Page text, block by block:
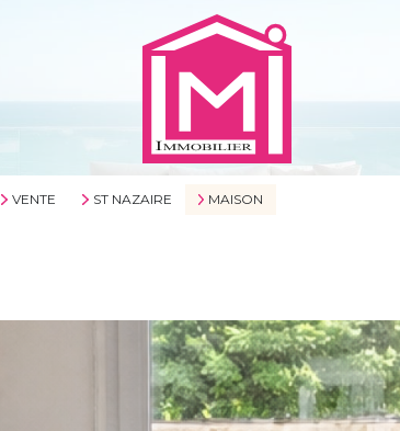
VENTE ST NAZAIRE MAISON